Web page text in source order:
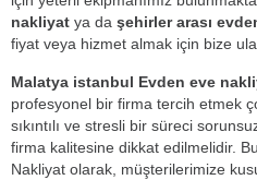
nakliyat ya da şehirler arası
fiyat veya hizmet almak için bize
Malatya istanbul Evden eve
profesyonel bir firma tercih etmek
sıkıntılı ve stresli bir süreci
firma kalitesine dikkat edilmelidir.
Nakliyat olarak, müşterilerimize